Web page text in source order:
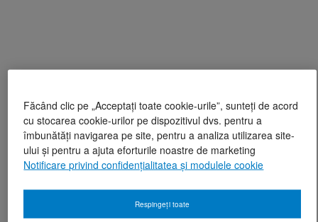
Făcând clic pe „Acceptați toate cookie-urile”, sunteți de acord
cu stocarea cookie-urilor pe dispozitivul dvs. pentru a
îmbunătăți navigarea pe site, pentru a analiza utilizarea site-
ului și pentru a ajuta eforturile noastre de marketing
Notificare privind confidențialitatea și modulele cookie
Respingeți toate